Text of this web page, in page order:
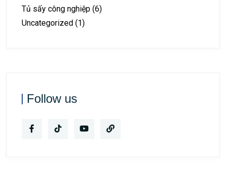
Tủ sấy công nghiệp (6)
Uncategorized (1)
Follow us